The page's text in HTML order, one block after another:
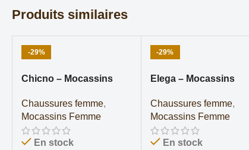
Produits similaires
-29%
Chicno – Mocassins
Chaussures femme,
Mocassins Femme
En stock
-29%
Elega – Mocassins
Chaussures femme,
Mocassins Femme
En stock